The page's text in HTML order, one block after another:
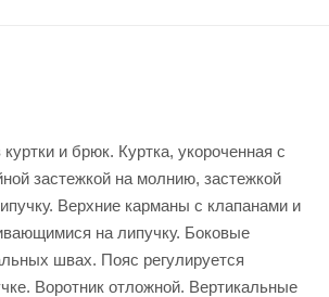
и брюк. Куртка, укороченная с
застежкой на молнию, застежкой
Верхние карманы с клапанами и
на липучку. Боковые
швах. Пояс регулируется
Воротник отложной. Вертикальные